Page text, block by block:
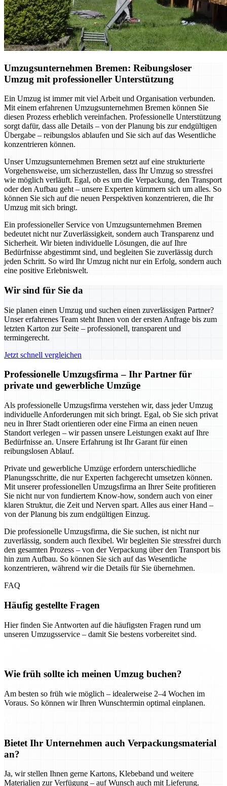
Umzugsunternehmen Bremen: Reibungsloser
Umzug mit professioneller Unterstützung
Ein Umzug ist immer mit viel Arbeit und Organisation verbunden.
Mit einem erfahrenen Umzugsunternehmen Bremen können Sie
diesen Prozess erheblich vereinfachen. Professionelle Unterstützung
sorgt dafür, dass alle Details – von der Planung bis zur endgültigen
Übergabe – reibungslos ablaufen und Sie sich auf das Wesentliche
konzentrieren können.
Unser Umzugsunternehmen Bremen setzt auf eine strukturierte
Vorgehensweise, um sicherzustellen, dass Ihr Umzug so stressfrei
wie möglich verläuft. Egal, ob es um die Verpackung, den Transport
oder den Aufbau geht – unsere Experten kümmern sich um alles. So
können Sie sich auf die neuen Perspektiven konzentrieren, die Ihr
Umzug mit sich bringt.
Ein professioneller Service von Umzugsunternehmen Bremen
bedeutet nicht nur Zuverlässigkeit, sondern auch Transparenz und
Sicherheit. Wir bieten individuelle Lösungen, die auf Ihre
Bedürfnisse abgestimmt sind, und begleiten Sie zuverlässig durch
jeden Schritt. So wird Ihr Umzug nicht nur ein Erfolg, sondern auch
eine positive Erlebniswelt.
Wir sind für Sie da
Sie planen einen Umzug und suchen einen zuverlässigen Partner?
Unser erfahrenes Team steht Ihnen von der ersten Anfrage bis zum
letzten Karton zur Seite – professionell, transparent und
termingerecht.
Jetzt schnell vergleichen
Professionelle Umzugsfirma – Ihr Partner für
private und gewerbliche Umzüge
Als professionelle Umzugsfirma verstehen wir, dass jeder Umzug
individuelle Anforderungen mit sich bringt. Egal, ob Sie sich privat
neu in Ihrer Stadt orientieren oder eine Firma an einen neuen
Standort verlegen – wir passen unsere Leistungen exakt auf Ihre
Bedürfnisse an. Unsere Erfahrung ist Ihr Garant für einen
reibungslosen Ablauf.
Private und gewerbliche Umzüge erfordern unterschiedliche
Planungsschritte, die nur Experten fachgerecht umsetzen können.
Mit unserer professionellen Umzugsfirma an Ihrer Seite profitieren
Sie nicht nur von fundiertem Know-how, sondern auch von einer
klaren Struktur, die Zeit und Nerven spart. Alles aus einer Hand –
von der Planung bis zum endgültigen Einzug.
Die professionelle Umzugsfirma, die Sie suchen, ist nicht nur
zuverlässig, sondern auch flexibel. Wir begleiten Sie stressfrei durch
den gesamten Prozess – von der Verpackung über den Transport bis
hin zum Aufbau. So können Sie sich auf das Wesentliche
konzentrieren, während wir die Details für Sie übernehmen.
FAQ
Häufig gestellte Fragen
Hier finden Sie Antworten auf die häufigsten Fragen rund um
unseren Umzugsservice – damit Sie bestens vorbereitet sind.
Wie früh sollte ich meinen Umzug buchen?
Am besten so früh wie möglich – idealerweise 2–4 Wochen im
Voraus. So können wir Ihren Wunschtermin optimal einplanen.
Bietet Ihr Unternehmen auch Verpackungsmaterial
an?
Ja, wir stellen Ihnen gerne Kartons, Klebeband und weitere
Materialien zur Verfügung – auf Wunsch auch mit Lieferung.